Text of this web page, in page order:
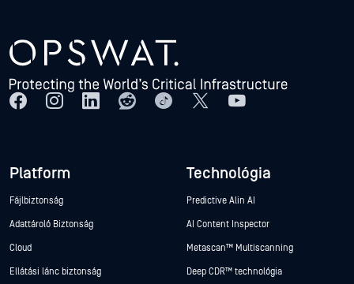
Platform
Fájlbiztonság
Adattároló Biztonság
Cloud
Ellátási lánc biztonság
Technológia
Predictive Alin AI
AI Content Inspector
Metascan™ Multiscanning
Deep CDR™ technológia